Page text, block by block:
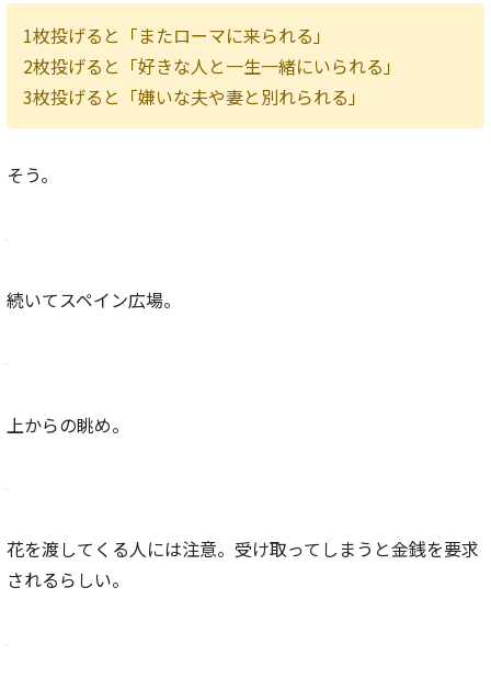
1枚投げると「またローマに来られる」
2枚投げると「好きな人と一生一緒にいられる」
3枚投げると「嫌いな夫や妻と別れられる」
そう。
続いてスペイン広場。
上からの眺め。
花を渡してくる人には注意。受け取ってしまうと金銭を要求
されるらしい。